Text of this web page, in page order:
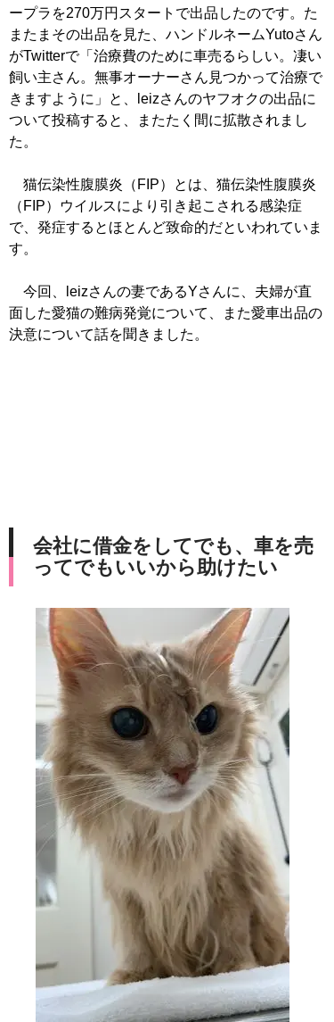
ープラを270万円スタートで出品したのです。た
またまその出品を見た、ハンドルネームYutoさん
がTwitterで「治療費のために車売るらしい。凄い
飼い主さん。無事オーナーさん見つかって治療で
きますように」と、leizさんのヤフオクの出品に
ついて投稿すると、またたく間に拡散されまし
た。
猫伝染性腹膜炎（FIP）とは、猫伝染性腹膜炎
（FIP）ウイルスにより引き起こされる感染症
で、発症するとほとんど致命的だといわれていま
す。
今回、leizさんの妻であるYさんに、夫婦が直
面した愛猫の難病発覚について、また愛車出品の
決意について話を聞きました。
会社に借金をしてでも、車を売
ってでもいいから助けたい